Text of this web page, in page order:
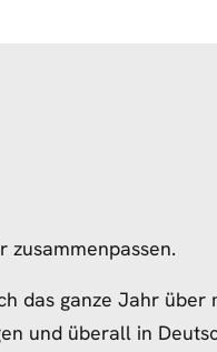
das ganze Jahr über
und überall in